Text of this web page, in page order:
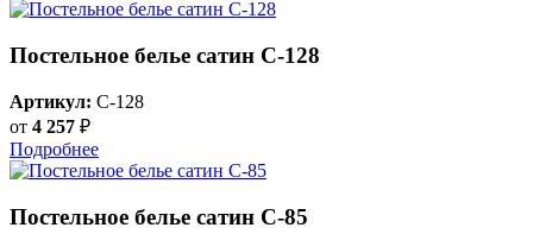
Постельное белье сатин С-128
Артикул: C-128
от 4 257 ₽
Подробнее
Постельное белье сатин C-85